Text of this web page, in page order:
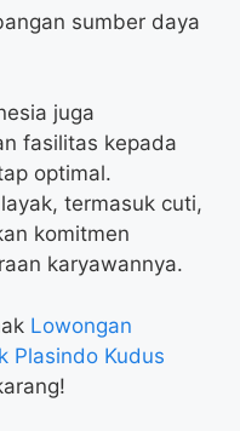
sumber daya
juga
fasilitas kepada
optimal.
termasuk cuti,
komitmen
karyawannya.
Lowongan
Plasindo Kudus